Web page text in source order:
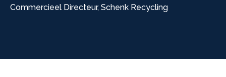
Commercieel Directeur, Schenk Recycling